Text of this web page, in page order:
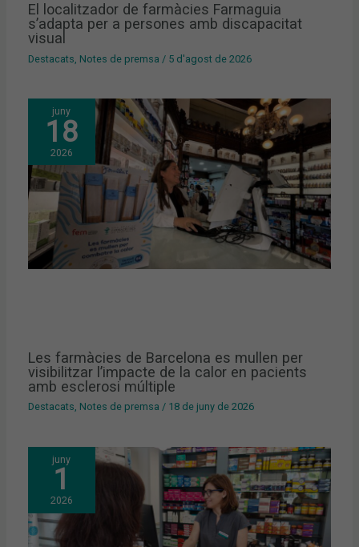
El localitzador de farmàcies Farmaguia
s’adapta per a persones amb discapacitat
visual
Destacats Notes de premsa / 5 d'agost de 2026
juny
18
2026
Les farmàcies de Barcelona es mullen per
visibilitzar l’impacte de la calor en pacients
amb esclerosi múltiple
Destacats, Notes de premsa / 18 de juny de 2026
juny
1
2026